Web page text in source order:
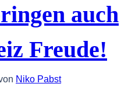
auch
Freude!
Niko Pabst